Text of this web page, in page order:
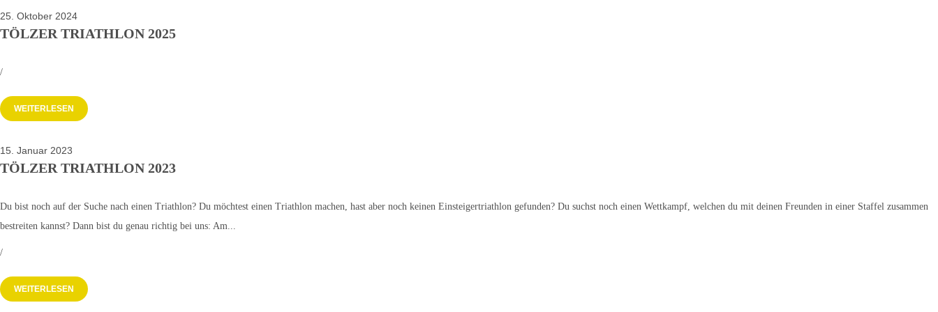
25. Oktober 2024
TÖLZER TRIATHLON 2025
/
WEITERLESEN
15. Januar 2023
TÖLZER TRIATHLON 2023
Du bist noch auf der Suche nach einen Triathlon? Du möchtest einen Triathlon machen, hast aber noch keinen Einsteigertriathlon gefunden? Du suchst noch einen Wettkampf, welchen du mit deinen Freunden in einer Staffel zusammen
bestreiten kannst? Dann bist du genau richtig bei uns: Am...
/
WEITERLESEN